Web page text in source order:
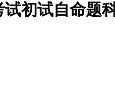
初试自命题